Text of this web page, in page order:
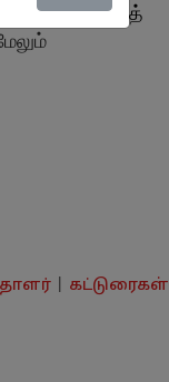
பதிப்பகத்தைத்
கட்டுரைகள்